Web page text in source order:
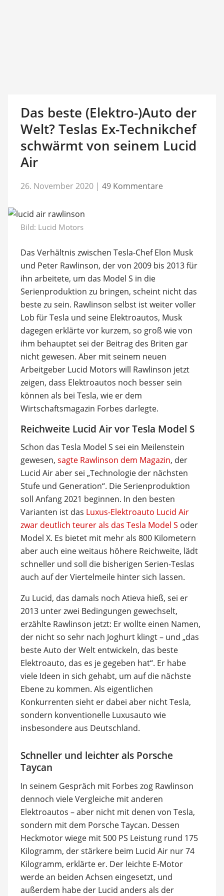
Das beste (Elektro-)Auto der
Welt? Teslas Ex-Technikchef
schwärmt von seinem Lucid
Air
26. November 2020 | 49 Kommentare
Bild: Lucid Motors
Das Verhältnis zwischen Tesla-Chef Elon Musk
und Peter Rawlinson, der von 2009 bis 2013 für
ihn arbeitete, um das Model S in die
Serienproduktion zu bringen, scheint nicht das
beste zu sein. Rawlinson selbst ist weiter voller
Lob für Tesla und seine Elektroautos, Musk
dagegen erklärte vor kurzem, so groß wie von
ihm behauptet sei der Beitrag des Briten gar
nicht gewesen. Aber mit seinem neuen
Arbeitgeber Lucid Motors will Rawlinson jetzt
zeigen, dass Elektroautos noch besser sein
können als bei Tesla, wie er dem
Wirtschaftsmagazin Forbes darlegte.
Reichweite Lucid Air vor Tesla Model S
Schon das Tesla Model S sei ein Meilenstein
gewesen, sagte Rawlinson dem Magazin, der
Lucid Air aber sei „Technologie der nächsten
Stufe und Generation“. Die Serienproduktion
soll Anfang 2021 beginnen. In den besten
Varianten ist das Luxus-Elektroauto Lucid Air
zwar deutlich teurer als das Tesla Model S oder
Model X. Es bietet mit mehr als 800 Kilometern
aber auch eine weitaus höhere Reichweite, lädt
schneller und soll die bisherigen Serien-Teslas
auch auf der Viertelmeile hinter sich lassen.
Zu Lucid, das damals noch Atieva hieß, sei er
2013 unter zwei Bedingungen gewechselt,
erzählte Rawlinson jetzt: Er wollte einen Namen,
der nicht so sehr nach Joghurt klingt – und „das
beste Auto der Welt entwickeln, das beste
Elektroauto, das es je gegeben hat“. Er habe
viele Ideen in sich gehabt, um auf die nächste
Ebene zu kommen. Als eigentlichen
Konkurrenten sieht er dabei aber nicht Tesla,
sondern konventionelle Luxusauto wie
insbesondere aus Deutschland.
Schneller und leichter als Porsche
Taycan
In seinem Gespräch mit Forbes zog Rawlinson
dennoch viele Vergleiche mit anderen
Elektroautos – aber nicht mit denen von Tesla,
sondern mit dem Porsche Taycan. Dessen
Heckmotor wiege mit 500 PS Leistung rund 175
Kilogramm, der stärkere beim Lucid Air nur 74
Kilogramm, erklärte er. Der leichte E-Motor
werde an beiden Achsen eingesetzt, und
außerdem habe der Lucid anders als der